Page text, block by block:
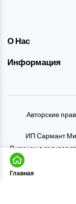
Главная
О Нас
Информация
Авторские
ИП Сармант
Включен в